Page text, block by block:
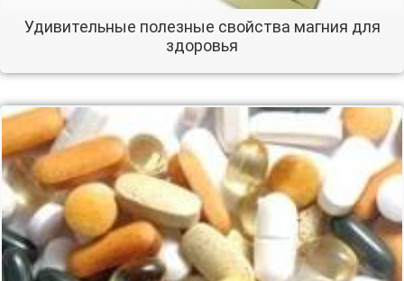
Удивительные полезные свойства магния для
здоровья